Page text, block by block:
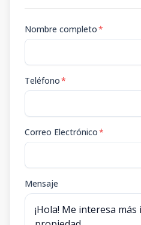
Nombre completo*
Teléfono*
Correo Electrónico*
Mensaje